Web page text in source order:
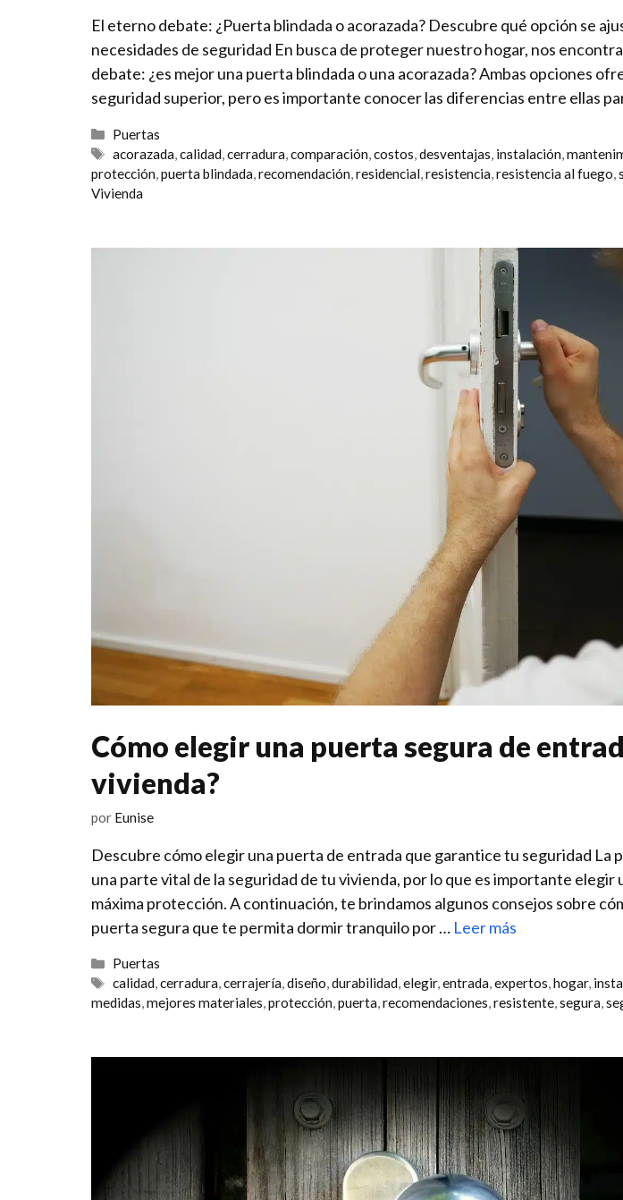
El eterno debate: ¿Puerta blindada o acorazada? Descubre qué opción​ se
necesidades de seguridad En busca de proteger nuestro hogar, nos
debate: ¿es mejor una puerta blindada ​o una⁤ acorazada? Ambas opciones
seguridad superior, pero es importante conocer las diferencias entre⁢ ellas
Categorías
Puertas
Etiquetas
acorazada,calidad,cerradura,comparación,costos,desventajas, instalación,
protección,puerta blindada,recomendación,residencial,resistencia,resistencia al fuego,
Vivienda
Cómo elegir una puerta segura de
vivienda?
por Eunise
Descubre cómo elegir una ‍puerta de ⁣entrada que garantice tu‌ seguridad La
una parte vital de la seguridad de tu vivienda, por lo que es importante⁤ elegir
máxima protección. A continuación, te brindamos algunos consejos⁣ sobre
puerta segura que te permita dormir tranquilo por … Leer más
Categorías
Puertas
Etiquetas
calidad,cerradura,cerrajería,diseño,durabilidad,elegir,entrada,expertos,hogar,
medidas,mejores materiales,protección,puerta,recomendaciones,resistente,segura,